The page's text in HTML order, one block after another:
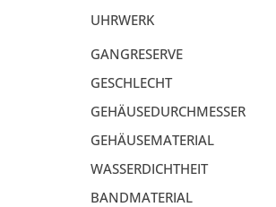
UHRWERK
GANGRESERVE
GESCHLECHT
GEHÄUSEDURCHMESSER
GEHÄUSEMATERIAL
WASSERDICHTHEIT
BANDMATERIAL